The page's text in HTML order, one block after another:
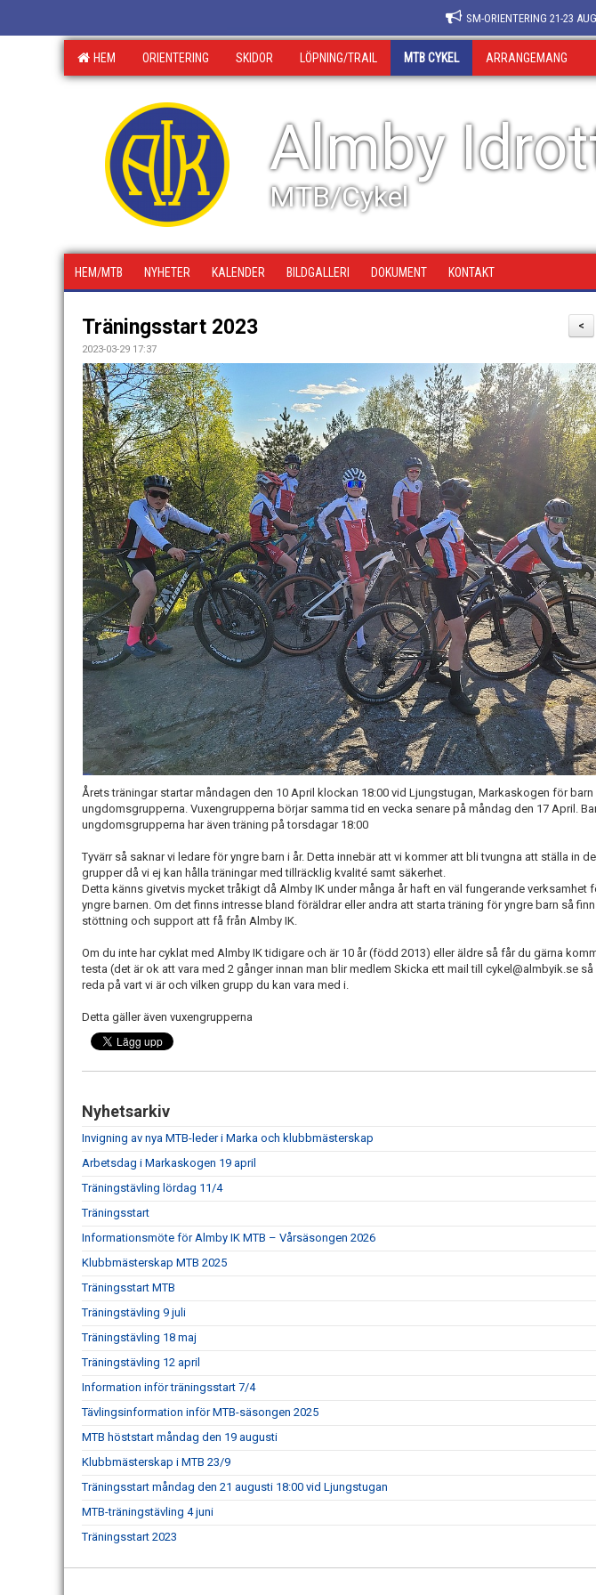
SM-ORIENTERING 21-23
HEM ORIENTERING SKIDOR LÖPNING/TRAIL MTB CYKEL ARRANGEMANG
Almby
MTB/Cykel
HEM/MTB NYHETER KALENDER BILDGALLERI DOKUMENT KONTAKT
<
Träningsstart 2023
2023-03-29 17:37
Årets träningar startar måndagen den 10 April klockan 18:00 vid Ljungstugan, Markaskogen för barn
ungdomsgrupperna. Vuxengrupperna börjar samma tid en vecka senare på måndag den 17 April.
ungdomsgrupperna har även träning på torsdagar 18:00
Tyvärr så saknar vi ledare för yngre barn i år. Detta innebär att vi kommer att bli tvungna att ställa in
grupper då vi ej kan hålla träningar med tillräcklig kvalité samt säkerhet.
Detta känns givetvis mycket tråkigt då Almby IK under många år haft en väl fungerande verksamhet
yngre barnen. Om det finns intresse bland föräldrar eller andra att starta träning för yngre barn så
stöttning och support att få från Almby IK.
Om du inte har cyklat med Almby IK tidigare och är 10 år (född 2013) eller äldre så får du gärna
testa (det är ok att vara med 2 gånger innan man blir medlem Skicka ett mail till cykel@almbyik.se så
reda på vart vi är och vilken grupp du kan vara med i.
Detta gäller även vuxengrupperna
Nyhetsarkiv
Invigning av nya MTB-leder i Marka och klubbmästerskap
Arbetsdag i Markaskogen 19 april
Träningstävling lördag 11/4
Träningsstart
Informationsmöte för Almby IK MTB – Vårsäsongen 2026
Klubbmästerskap MTB 2025
Träningsstart MTB
Träningstävling 9 juli
Träningstävling 18 maj
Träningstävling 12 april
Information inför träningsstart 7/4
Tävlingsinformation inför MTB-säsongen 2025
MTB höststart måndag den 19 augusti
Klubbmästerskap i MTB 23/9
Träningsstart måndag den 21 augusti 18:00 vid Ljungstugan
MTB-träningstävling 4 juni
Träningsstart 2023